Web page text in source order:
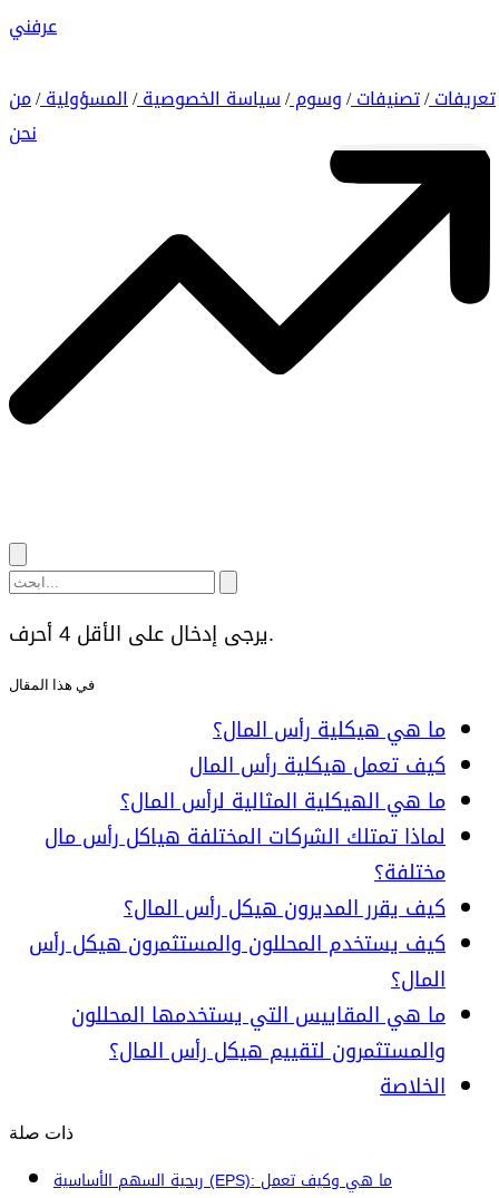
عرفني
تعريفات/ تصنيفات/ وسوم/ سياسة الخصوصية/ المسؤولية/ من
نحن
يرجى إدخال على الأقل 4 أحرف.
في هذا المقال
ما هي هيكلية رأس المال؟
كيف تعمل هيكلية رأس المال
ما هي الهيكلية المثالية لرأس المال؟
لماذا تمتلك الشركات المختلفة هياكل رأس مال
مختلفة؟
كيف يقرر المديرون هيكل رأس المال؟
كيف يستخدم المحللون والمستثمرون هيكل رأس
المال؟
ما هي المقاييس التي يستخدمها المحللون
والمستثمرون لتقييم هيكل رأس المال؟
الخلاصة
ذات صلة
ربحية السهم الأساسية (EPS): ما هي وكيف تعمل